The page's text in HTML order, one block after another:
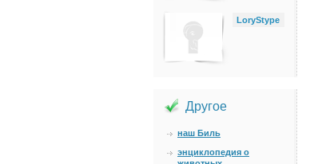
LoryStype
Другое
наш Биль
энциклопедия о